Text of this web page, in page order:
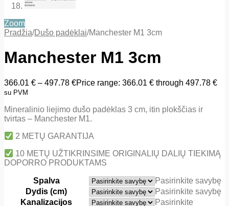
Zoom
Pradžia/Dušo padėklai/Manchester M1 3cm
Manchester M1 3cm
366.01 € – 497.78 €Price range: 366.01 € through 497.78 €
su PVM
Mineralinio liejimo dušo padėklas 3 cm, itin plokščias ir
tvirtas – Manchester M1.
2 METŲ GARANTIJA
10 METŲ UŽTIKRINSIME ORIGINALIŲ DALIŲ TIEKIMĄ
DOPORRO PRODUKTAMS
Spalva
Pasirinkite savybę
Dydis (cm)
Pasirinkite savybę
Kanalizacijos
Pasirinkite